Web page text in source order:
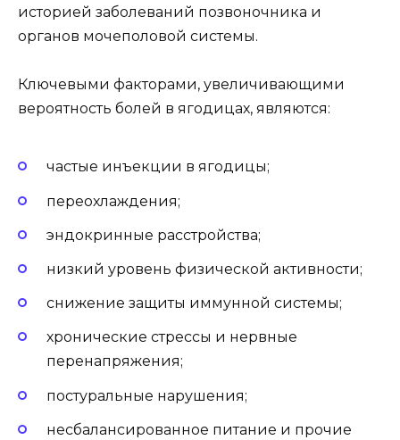
историей заболеваний позвоночника и
органов мочеполовой системы.
Ключевыми факторами, увеличивающими
вероятность болей в ягодицах, являются:
частые инъекции в ягодицы;
переохлаждения;
эндокринные расстройства;
низкий уровень физической активности;
снижение защиты иммунной системы;
хронические стрессы и нервные
перенапряжения;
постуральные нарушения;
несбалансированное питание и прочие